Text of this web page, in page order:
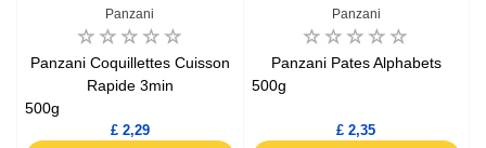
Panzani
Panzani Coquillettes Cuisson
Rapide 3min
500g
£ 2,29
Panzani
Panzani Pates Alphabets
500g
£ 2,35